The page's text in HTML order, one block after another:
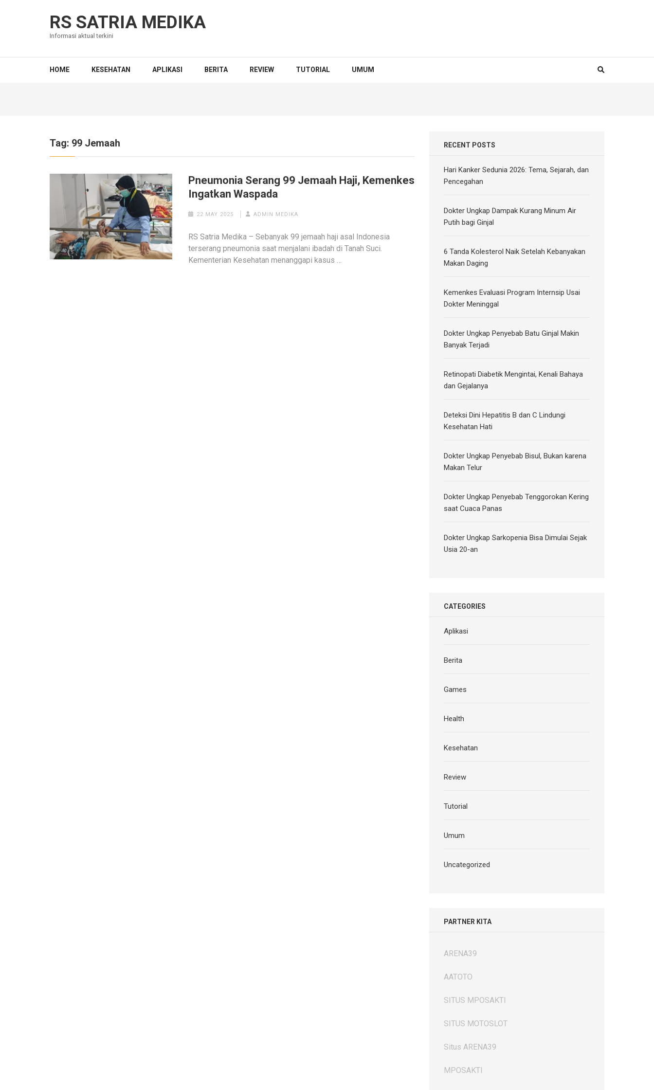
RS SATRIA MEDIKA
Informasi aktual terkini
HOME KESEHATAN APLIKASI BERITA REVIEW TUTORIAL UMUM
Tag: 99 Jemaah
Pneumonia Serang 99 Jemaah Haji, Kemenkes
Ingatkan Waspada
22 MAY 2025 ADMIN MEDIKA
RS Satria Medika – Sebanyak 99 jemaah haji asal Indonesia
terserang pneumonia saat menjalani ibadah di Tanah Suci.
Kementerian Kesehatan menanggapi kasus …
RECENT POSTS
Hari Kanker Sedunia 2026: Tema, Sejarah, dan
Pencegahan
Dokter Ungkap Dampak Kurang Minum Air
Putih bagi Ginjal
6 Tanda Kolesterol Naik Setelah Kebanyakan
Makan Daging
Kemenkes Evaluasi Program Internsip Usai
Dokter Meninggal
Dokter Ungkap Penyebab Batu Ginjal Makin
Banyak Terjadi
Retinopati Diabetik Mengintai, Kenali Bahaya
dan Gejalanya
Deteksi Dini Hepatitis B dan C Lindungi
Kesehatan Hati
Dokter Ungkap Penyebab Bisul, Bukan karena
Makan Telur
Dokter Ungkap Penyebab Tenggorokan Kering
saat Cuaca Panas
Dokter Ungkap Sarkopenia Bisa Dimulai Sejak
Usia 20-an
CATEGORIES
Aplikasi
Berita
Games
Health
Kesehatan
Review
Tutorial
Umum
Uncategorized
PARTNER KITA
ARENA39
AATOTO
SITUS MPOSAKTI
SITUS MOTOSLOT
Situs ARENA39
MPOSAKTI